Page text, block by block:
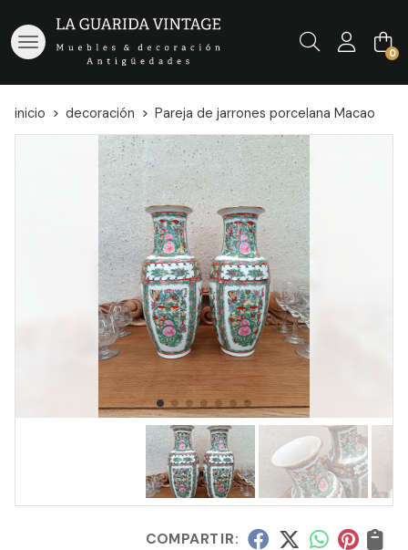
Buscar 0
inicio decoración Pareja de jarrones porcelana Macao
COMPARTIR: